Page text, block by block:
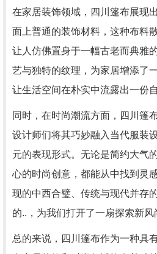
在家居装饰领域，四川篷布展现
面上普通的装饰材料，这种布料
让人仿佛置身于一幅古老而典雅
艺与独特的纹理，为家居增添了
让生活空间在朴实中流露出一份
同时，在时尚潮流方面，四川篷
设计师们将其巧妙融入当代服装
元的表现形式。无论是简约大气
心的时尚创意，都能从中找到灵
现的中西合璧、传统与现代并存
的..，为我们打开了一扇探索新风
总的来说，四川篷布作为一种具